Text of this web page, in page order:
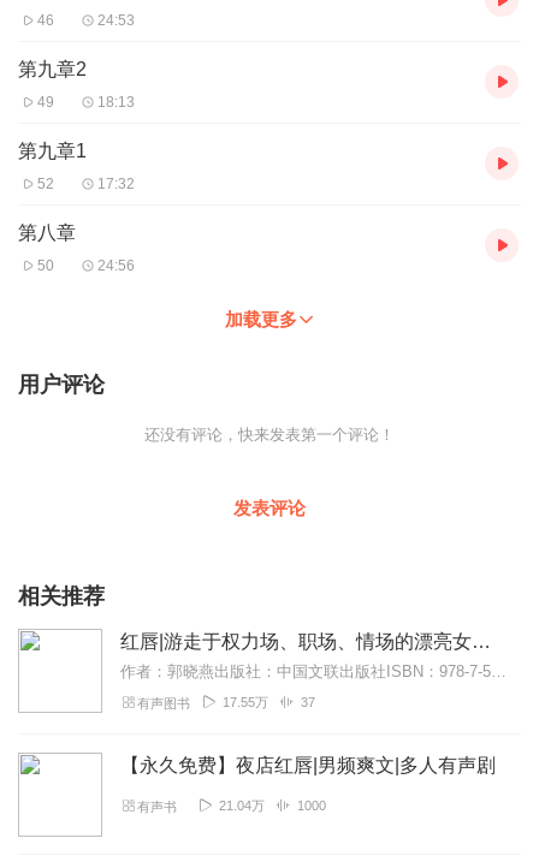
46 24:53
第九章2
49 18:13
第九章1
52 17:32
第八章
50 24:56
加载更多
用户评论
还没有评论，快来发表第一个评论！
发表评论
相关推荐
红唇|游走于权力场、职场、情场的漂亮女人|小群演播
作者：郭晓燕出版社：中国文联出版社ISBN：978-7-5190-2340-9【悦库推荐】三个游走于权力场、职场、情场的漂亮女人。映照当代中国的现实！敬请收听！...
有声图书 17.55万 37
【永久免费】夜店红唇|男频爽文|多人有声剧
有声书 21.04万 1000